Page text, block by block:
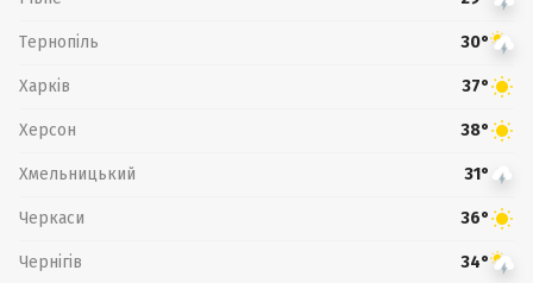
Тернопіль 30°
Харків 37°
Херсон 38°
Хмельницький 31°
Черкаси 36°
Чернігів 34°